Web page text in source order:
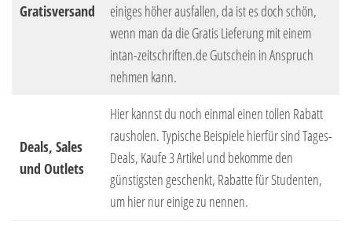
Gratisversand
einiges höher ausfallen, da ist es doch schön,
wenn man da die Gratis Lieferung mit einem
intan-zeitschriften.de Gutschein in Anspruch
nehmen kann.
Deals, Sales
und Outlets
Hier kannst du noch einmal einen tollen Rabatt
rausholen. Typische Beispiele hierfür sind Tages-
Deals, Kaufe 3 Artikel und bekomme den
günstigsten geschenkt, Rabatte für Studenten,
um hier nur einige zu nennen.